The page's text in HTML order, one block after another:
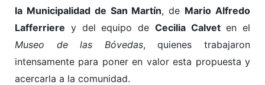
la Municipalidad de San Martín, de Mario Alfredo
Lafferriere y del equipo de Cecilia Calveten el
Museo de las Bóvedas, quienes trabajaron
intensamente para poner en valor esta propuesta y
acercarla a la comunidad.